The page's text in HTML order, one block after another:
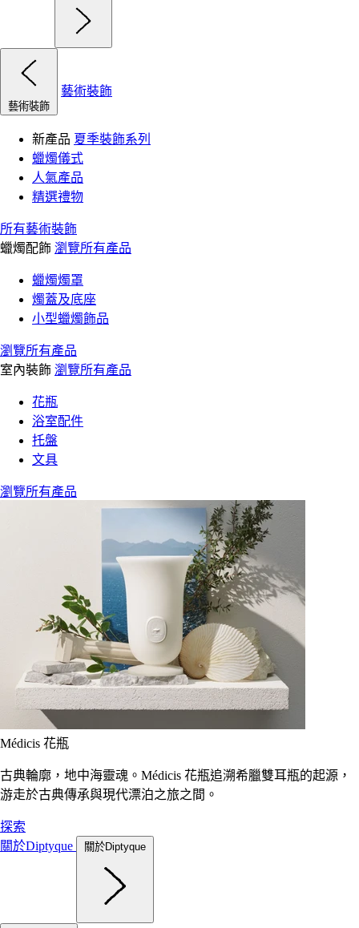
藝術裝飾
藝術裝飾
新產品 夏季裝飾系列
蠟燭儀式
人氣產品
精選禮物
所有藝術裝飾
蠟燭配飾 瀏覽所有產品
蠟燭燭罩
燭蓋及底座
小型蠟燭飾品
瀏覽所有產品
室內裝飾 瀏覽所有產品
花瓶
浴室配件
托盤
文具
瀏覽所有產品
Médicis 花瓶
古典輪廓，地中海靈魂。Médicis 花瓶追溯希臘雙耳瓶的起源，
游走於古典傳承與現代漂泊之旅之間。
探索
關於Diptyque
關於Diptyque